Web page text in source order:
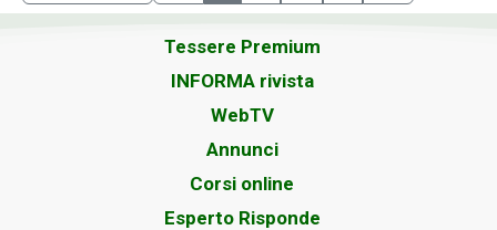
Tessere Premium
INFORMA rivista
WebTV
Annunci
Corsi online
Esperto Risponde